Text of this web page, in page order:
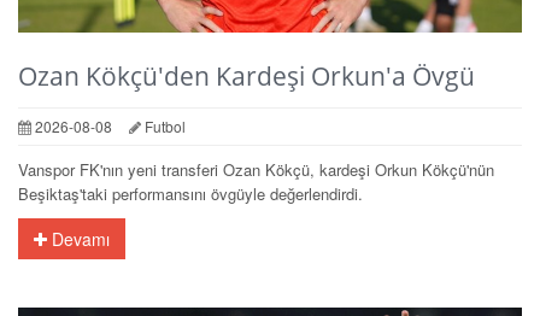
Ozan Kökçü'den Kardeşi Orkun'a Övgü
2026-08-08 Futbol
Vanspor FK'nın yeni transferi Ozan Kökçü, kardeşi Orkun Kökçü'nün
Beşiktaş'taki performansını övgüyle değerlendirdi.
Devamı